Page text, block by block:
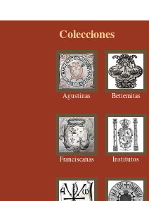
Colecciones
Agustinas Betlemitas
Franciscanas Institutos